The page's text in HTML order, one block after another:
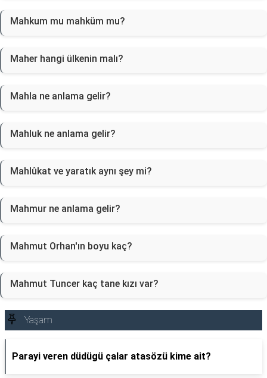
Mahkum mu mahküm mu?
Maher hangi ülkenin malı?
Mahla ne anlama gelir?
Mahluk ne anlama gelir?
Mahlûkat ve yaratık aynı şey mi?
Mahmur ne anlama gelir?
Mahmut Orhan'ın boyu kaç?
Mahmut Tuncer kaç tane kızı var?
Yaşam
Parayi veren düdügü çalar atasözü kime ait?